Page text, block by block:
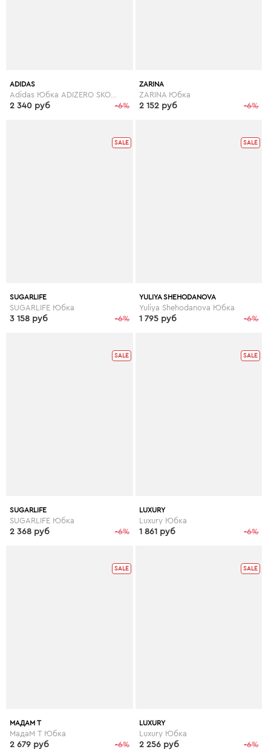
ADIDAS
-6%
2 340 руб
ZARINA
ZARINA Юбка
-6%
2 152 руб
SALE
SUGARLIFE
SUGARLIFE Юбка
-6%
3 158 руб
SALE
YULIYA SHEHODANOVA
Yuliya Shehodanova Юбка
-6%
1 795 руб
SALE
SUGARLIFE
SUGARLIFE Юбка
-6%
2 368 руб
SALE
LUXURY
Luxury Юбка
-6%
1 861 руб
SALE
МАДАМ Т
МадаМ Т Юбка
-6%
2 679 руб
SALE
LUXURY
Luxury Юбка
-6%
2 256 руб